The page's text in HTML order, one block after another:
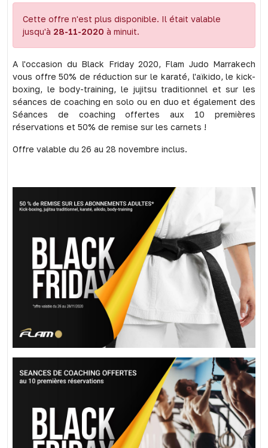
Cette offre n'est plus disponible. Il était valable
jusqu'à 28-11-2020 à minuit.
A l'occasion du Black Friday 2020, Flam Judo Marrakech
vous offre 50% de réduction sur le karaté, l'aïkido, le kick-
boxing, le body-training, le jujitsu traditionnel et sur les
séances de coaching en solo ou en duo et également des
Séances de coaching offertes aux 10 premières
réservations et 50% de remise sur les carnets !
Offre valable du 26 au 28 novembre inclus.